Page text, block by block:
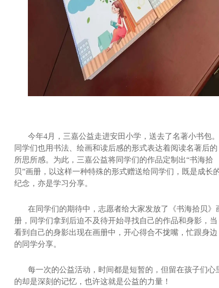
今年4月，三嘉公益走进安田小学，送去了名著小书包。
同学们也用书法、绘画和读后感的形式表达着阅读名著后的
所思所感。为此，三嘉公益将同学们的作品定制出“书海拾
贝”画册，以这样一种特殊的形式赠送给同学们，既是成长
纪念，亦是学习分享。
在同学们的期待中，志愿者给大家发放了《书海拾贝》
册，同学们拿到后迫不及待开始寻找自己的作品和身影，当
看到自己的身影出现在画册中，开心得合不拢嘴，忙跟身边
的同学分享。
每一次的公益活动，时间都是短暂的，但留在孩子们心
的却是深刻的记忆，也许这就是公益的力量！